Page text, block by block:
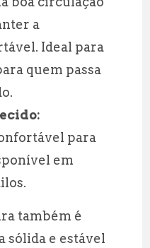
a
Ideal para
quem passa
para
em
também é
sólida e estável